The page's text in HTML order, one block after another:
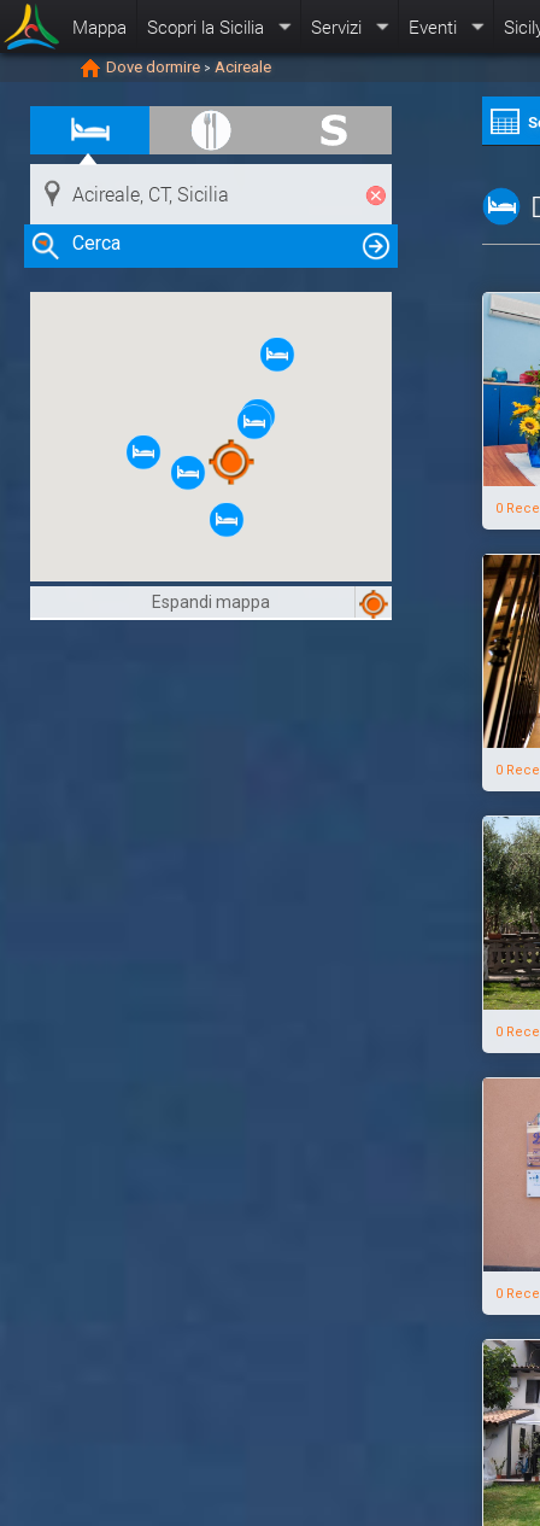
Mappa Scopri la Sicilia Servizi Eventi
Dove dormire > Acireale
Cerca
Clicca su una risorsa nella mappa
per visualizzare le informazioni
Espandi mappa
0
0
0
0